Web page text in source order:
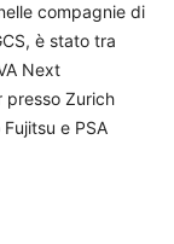
compagnie di
è stato tra
Next
presso Zurich
e PSA